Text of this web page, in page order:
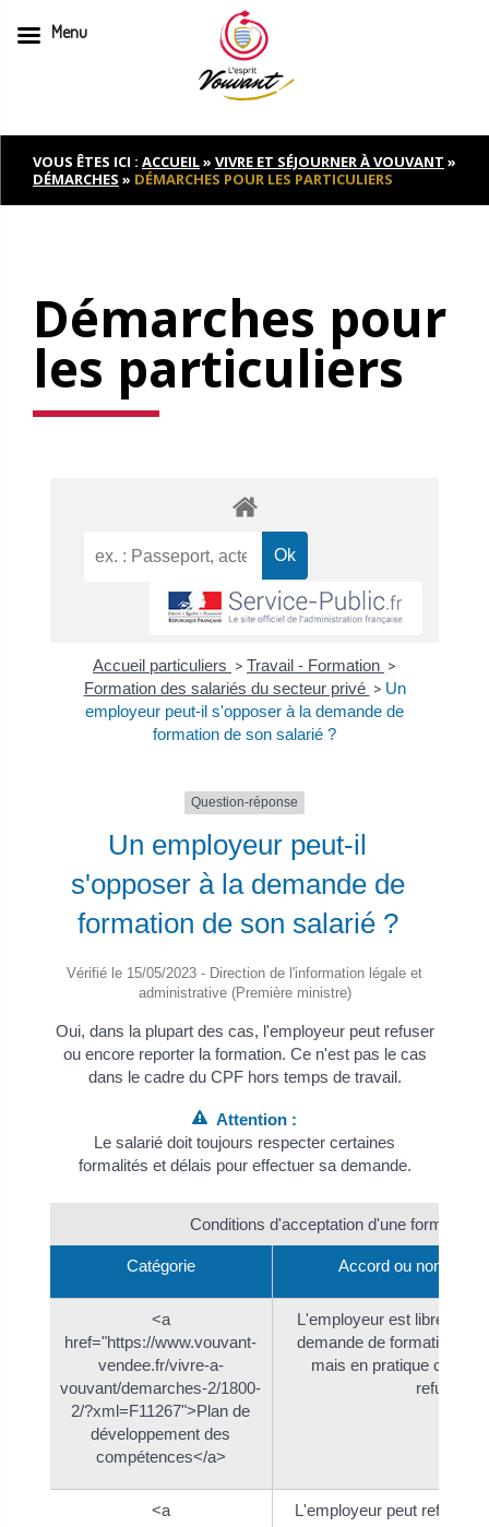
to
contentVOUS ÊTES ICI : ACCUEIL» VIVRE ET SÉJOURNER À VOUVANT »
DÉMARCHES » DÉMARCHES POUR LES PARTICULIERS
Démarches pour
les particuliers
Accueil particuliers > Travail - Formation >
Formation des salariés du secteur privé > Un
employeur peut-il s'opposer à la demande de
formation de son salarié ?
Question-réponse
Un employeur peut-il
s'opposer à la demande de
formation de son salarié ?
Vérifié le 15/05/2023 - Direction de l'information légale et
administrative (Première ministre)
Oui, dans la plupart des cas, l'employeur peut refuser
ou encore reporter la formation. Ce n'est pas le cas
dans le cadre du CPF hors temps de travail.
Attention :
Le salarié doit toujours respecter certaines
formalités et délais pour effectuer sa demande.
Conditions d'acceptation d'une formation
Catégorie Accord ou non de
<a
href="https://www.vouvant-
vendee.fr/vivre-a-
vouvant/demarches-2/1800-
2/?xml=F11267">Plan de
développement des
compétences</a>
L'employeur est libre
demande de formation
mais en pratique celle-
refusée.
<a
L'employeur peut refuser
Menu